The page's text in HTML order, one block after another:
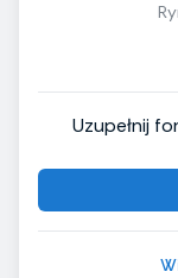
Uzupełnij